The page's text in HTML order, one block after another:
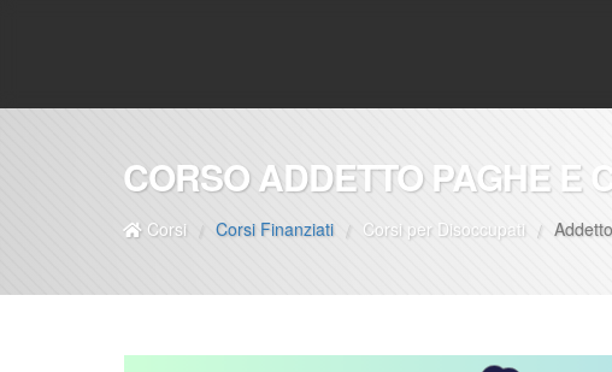
CORSO ADDETTO PAGHE E
Corsi Corsi Finanziati / Corsi per Disoccupati /